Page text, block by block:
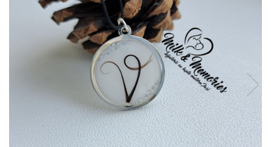
Vouchere Cadou
Seturi bijuterii
Seturi din argint